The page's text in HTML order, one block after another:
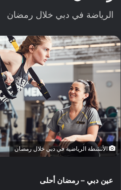
الرياضة في دبي خلال رمضان
الأنشطة الرياضية في دبي خلال رمضان
عين دبي – رمضان أحلى